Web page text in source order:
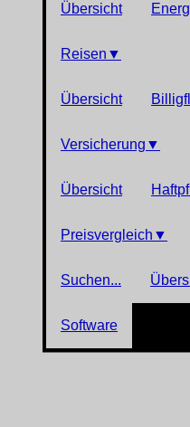
Übersicht
Reisen ▼
Übersicht
Versicherung ▼
Übersicht
Preisvergleich ▼
Suchen...
Software